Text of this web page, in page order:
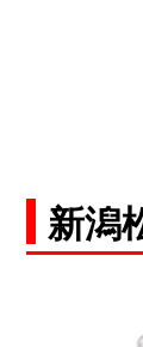
新潟